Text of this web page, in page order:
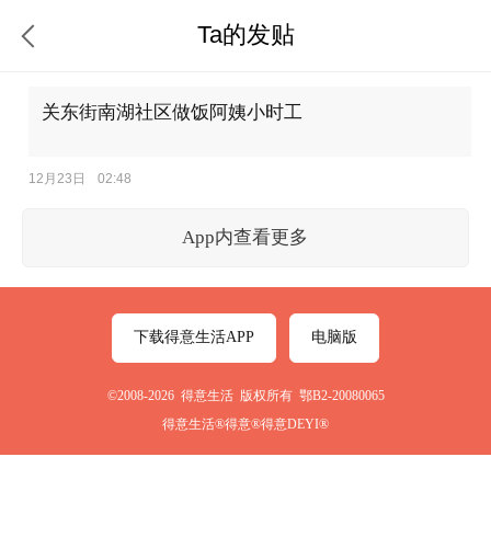
Ta的发贴
关东街南湖社区做饭阿姨小时工
12月23日 02:48
App内查看更多
下载得意生活APP 电脑版
©2008-2026 得意生活 版权所有 鄂B2-20080065
得意生活®得意®得意DEYI®